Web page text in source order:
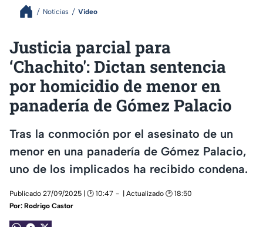
Noticias Video
Justicia parcial para
‘Chachito': Dictan sentencia
por homicidio de menor en
panadería de Gómez Palacio
Tras la conmoción por el asesinato de un
menor en una panadería de Gómez Palacio,
uno de los implicados ha recibido condena.
Publicado 27/09/2025 | 🕑 10:47
| Actualizado 🕑 18:50
Por: Rodrigo Castor